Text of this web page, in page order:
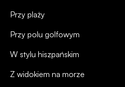
Przy plaży
Przy polu golfowym
W stylu hiszpańskim
Z widokiem na morze